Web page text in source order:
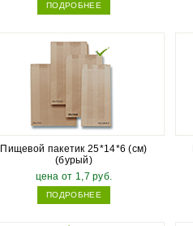
ПОДРОБНЕЕ
Пищевой пакетик 25*14*6 (см)
(бурый)
цена от 1,7 руб.
ПОДРОБНЕЕ